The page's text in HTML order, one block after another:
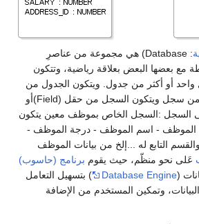
: Database) هي مجموعة من عناصرِ
مع بعضها البعض بعلاقة رياضية، وتتكون
واحد أو أكثر من جدول. ويتكون الجدول من
سجل (Record)أو أكثر من سجل ويتكون السجل من حقل (Field)أو
السجل :السجل الخاص بموظف معين يتكون
- اسم الموظف - درجة الموظف -
التابع له ...إلخ من بيانات الموظف
عَلى نحو منظّم، حيث يقوم برنامج (حاسوب)
(
Database Engine
) بتسهيل التعامل
وتمكين المستخدم من الإضافة